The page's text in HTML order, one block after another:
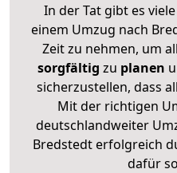
In der Tat gibt es
einem Umzug nach
Zeit zu nehmen, um
sorgfältig zu planen
sicherzustellen, dass
Mit der richtigen
deutschlandweiter
Bredstedt erfolgreich
dafür